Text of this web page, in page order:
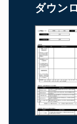
ダウン